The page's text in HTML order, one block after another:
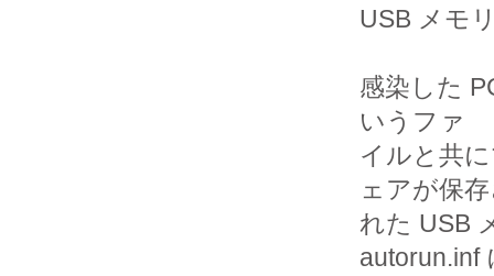
USB メモ
感染した
いうファ
イルと共
ェアが保
れた USB
autorun.inf